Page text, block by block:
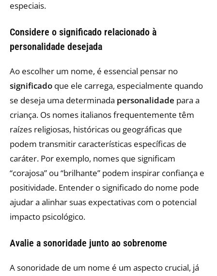
especiais.
Considere o significado relacionado à
personalidade desejada
Ao escolher um nome, é essencial pensar no
significado que ele carrega, especialmente quando
se deseja uma determinada personalidade para a
criança. Os nomes italianos frequentemente têm
raízes religiosas, históricas ou geográficas que
podem transmitir características específicas de
caráter. Por exemplo, nomes que significam
“corajosa” ou “brilhante” podem inspirar confiança e
positividade. Entender o significado do nome pode
ajudar a alinhar suas expectativas com o potencial
impacto psicológico.
Avalie a sonoridade junto ao sobrenome
A sonoridade de um nome é um aspecto crucial, já